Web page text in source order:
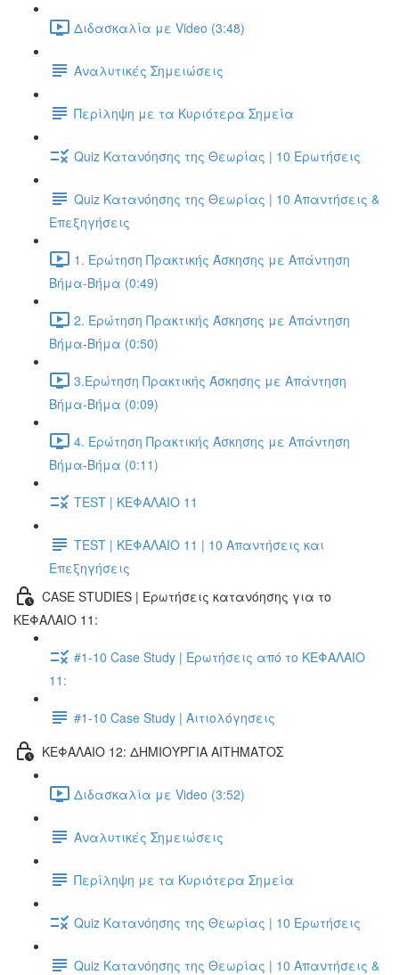
Διδασκαλία με Video (3:48)
Αναλυτικές Σημειώσεις
Περίληψη με τα Κυριότερα Σημεία
Quiz Κατανόησης της Θεωρίας | 10 Ερωτήσεις
Quiz Κατανόησης της Θεωρίας | 10 Απαντήσεις &
Επεξηγήσεις
1. Ερώτηση Πρακτικής Άσκησης με Απάντηση
Βήμα-Βήμα (0:49)
2. Ερώτηση Πρακτικής Άσκησης με Απάντηση
Βήμα-Βήμα (0:50)
3.Ερώτηση Πρακτικής Άσκησης με Απάντηση
Βήμα-Βήμα (0:09)
4. Ερώτηση Πρακτικής Άσκησης με Απάντηση
Βήμα-Βήμα (0:11)
TEST | ΚΕΦΑΛΑΙΟ 11
TEST | ΚΕΦΑΛΑΙΟ 11 | 10 Απαντήσεις και
Επεξηγήσεις
CASE STUDIES | Ερωτήσεις κατανόησης για το
ΚΕΦΑΛΑΙΟ 11:
#1-10 Case Study | Ερωτήσεις από το ΚΕΦΑΛΑΙΟ
11:
#1-10 Case Study | Αιτιολόγησεις
ΚΕΦΑΛΑΙΟ 12: ΔΗΜΙΟΥΡΓΙΑ ΑΙΤΗΜΑΤΟΣ
Διδασκαλία με Video (3:52)
Αναλυτικές Σημειώσεις
Περίληψη με τα Κυριότερα Σημεία
Quiz Κατανόησης της Θεωρίας | 10 Ερωτήσεις
Quiz Κατανόησης της Θεωρίας | 10 Απαντήσεις &